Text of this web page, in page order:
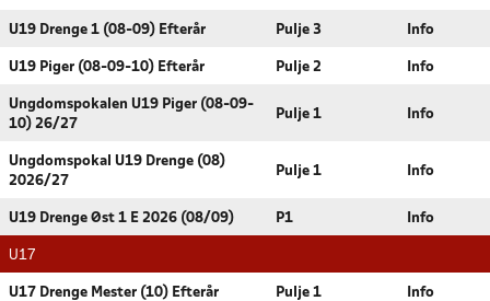
U19 Drenge 1 (08-09) Efterår Pulje 3 Info
U19 Piger (08-09-10) Efterår Pulje 2 Info
Ungdomspokalen U19 Piger (08-09-
10) 26/27
Pulje 1 Info
Ungdomspokal U19 Drenge (08)
2026/27
Pulje 1 Info
U19 Drenge Øst 1 E 2026 (08/09) P1 Info
U17
U17 Drenge Mester (10) Efterår Pulje 1 Info